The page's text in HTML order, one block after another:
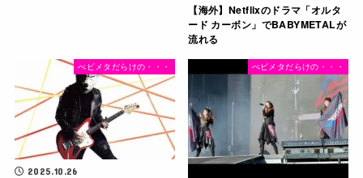
【海外】Netflixのドラマ「オルタ
ード カーボン」でBABYMETALが
流れる
べビメタだらけの・・・
2025.10.26
べビメタだらけの・・・